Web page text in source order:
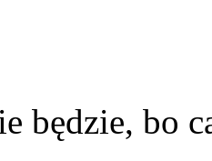
będzie, bo